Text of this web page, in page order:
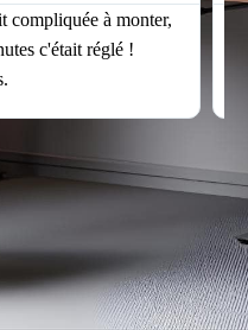
compliquée à monter,
c'était réglé !